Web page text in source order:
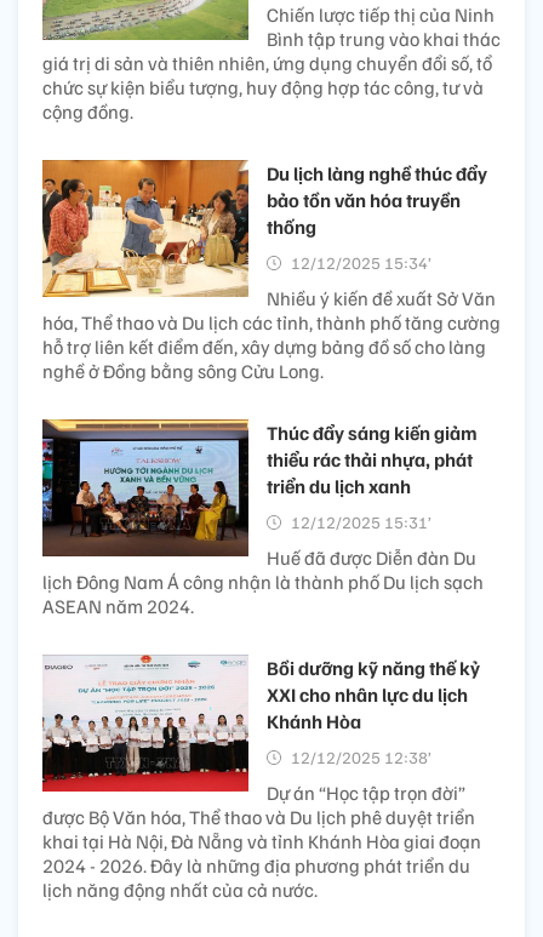
Chiến lược tiếp thị của Ninh
Bình tập trung vào khai thác
giá trị di sản và thiên nhiên, ứng dụng chuyển đổi số, tổ
chức sự kiện biểu tượng, huy động hợp tác công, tư và
cộng đồng.
Du lịch làng nghề thúc đẩy
bảo tồn văn hóa truyền
thống
12/12/2025 15:34’
Nhiều ý kiến đề xuất Sở Văn
hóa, Thể thao và Du lịch các tỉnh, thành phố tăng cường
hỗ trợ liên kết điểm đến, xây dựng bảng đồ số cho làng
nghề ở Đồng bằng sông Cửu Long.
Thúc đẩy sáng kiến giảm
thiểu rác thải nhựa, phát
triển du lịch xanh
12/12/2025 15:31’
Huế đã được Diễn đàn Du
lịch Đông Nam Á công nhận là thành phố Du lịch sạch
ASEAN năm 2024.
Bồi dưỡng kỹ năng thế kỷ
XXI cho nhân lực du lịch
Khánh Hòa
12/12/2025 12:38’
Dự án “Học tập trọn đời”
được Bộ Văn hóa, Thể thao và Du lịch phê duyệt triển
khai tại Hà Nội, Đà Nẵng và tỉnh Khánh Hòa giai đoạn
2024 - 2026. Đây là những địa phương phát triển du
lịch năng động nhất của cả nước.